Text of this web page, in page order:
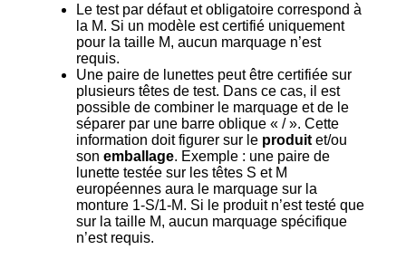
Le test par défaut et obligatoire correspond à
la M. Si un modèle est certifié uniquement
pour la taille M, aucun marquage n’est
requis.
Une paire de lunettes peut être certifiée sur
plusieurs têtes de test. Dans ce cas, il est
possible de combiner le marquage et de le
séparer par une barre oblique « / ». Cette
information doit figurer sur le produit et/ou
son emballage. Exemple : une paire de
lunette testée sur les têtes S et M
européennes aura le marquage sur la
monture 1-S/1-M. Si le produit n’est testé que
sur la taille M, aucun marquage spécifique
n’est requis.